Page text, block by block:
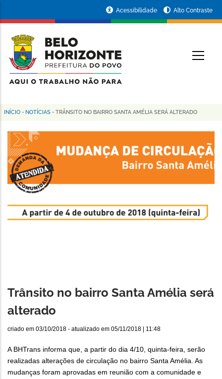
conteúdo
principal
da
Prefeitura
de
Horizonte
Acessibilidade Alto Contraste
Trilha
de
navegação
INÍCIO - NOTÍCIAS - TRÂNSITO NO BAIRRO SANTA AMÉLIA SERÁ ALTERADO
Trânsito no bairro Santa Amélia será
alterado
criado em 03/10/2018 - atualizado em 05/11/2018 | 11:48
A BHTrans informa que, a partir do dia 4/10, quinta-feira, serão
realizadas alterações de circulação no bairro Santa Amélia. As
mudanças foram aprovadas em reunião com a comunidade e